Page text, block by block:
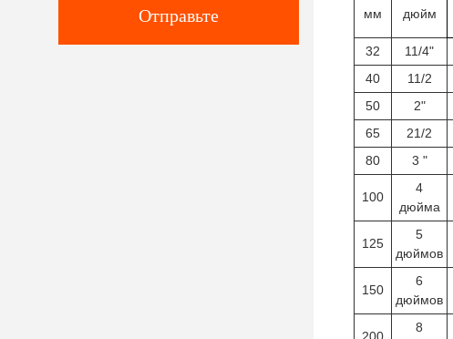
Отправьте мм дюйм
32
11/4"
40
11/2
50
2"
65
21/2
80
3 "
100
4
дюйма
125
5
дюймов
150
6
дюймов
8